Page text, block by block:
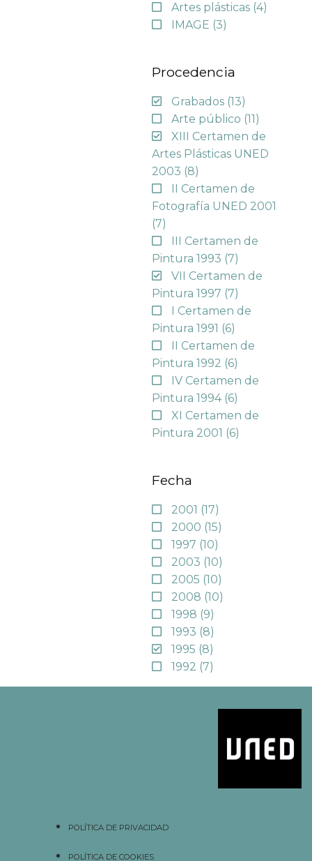
Artes plásticas (4)
IMAGE (3)
Procedencia
Grabados (13)
Arte público (11)
XIII Certamen de
Artes Plásticas UNED
2003 (8)
II Certamen de
Fotografía UNED 2001
(7)
III Certamen de
Pintura 1993 (7)
VII Certamen de
Pintura 1997 (7)
I Certamen de
Pintura 1991 (6)
II Certamen de
Pintura 1992 (6)
IV Certamen de
Pintura 1994 (6)
XI Certamen de
Pintura 2001 (6)
Fecha
2001 (17)
2000 (15)
1997 (10)
2003 (10)
2005 (10)
2008 (10)
1998 (9)
1993 (8)
1995 (8)
1992 (7)
POLÍTICA DE PRIVACIDAD
POLÍTICA DE COOKIES